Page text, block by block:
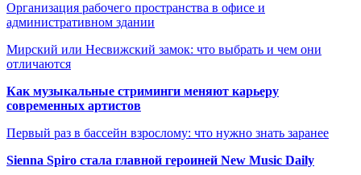
Организация рабочего пространства в офисе и
административном здании
Мирский или Несвижский замок: что выбрать и чем они
отличаются
Как музыкальные стриминги меняют карьеру
современных артистов
Первый раз в бассейн взрослому: что нужно знать заранее
Sienna Spiro стала главной героиней New Music Daily